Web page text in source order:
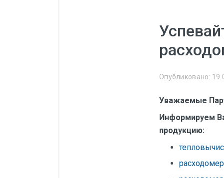
Сумматоры электроэнергии
Опубликовано:
Уважаемые
Информируем
продукцию: